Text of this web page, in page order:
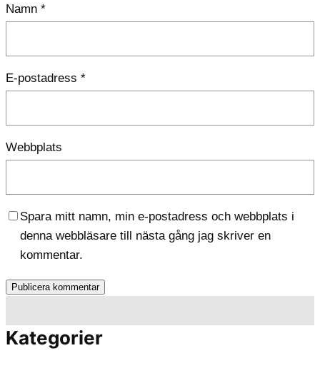
Namn *
E-postadress *
Webbplats
Spara mitt namn, min e-postadress och webbplats i
denna webbläsare till nästa gång jag skriver en
kommentar.
Kategorier